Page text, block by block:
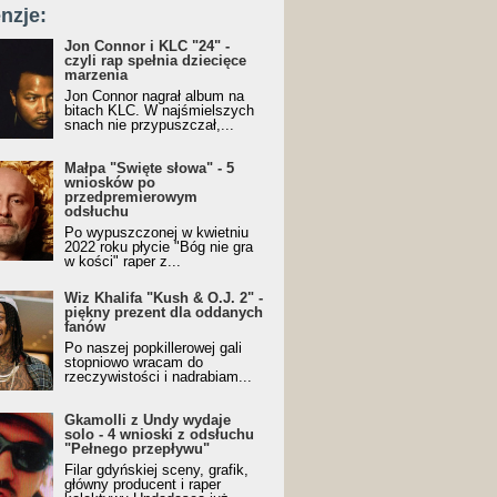
Jon Connor i KLC "24" -
czyli rap spełnia dziecięce
marzenia
Jon Connor nagrał album na
bitach KLC. W najśmielszych
snach nie przypuszczał,...
Małpa "Święte słowa" - 5
wniosków po
przedpremierowym
odsłuchu
Po wypuszczonej w kwietniu
2022 roku płycie "Bóg nie gra
w kości" raper z...
Wiz Khalifa "Kush & O.J. 2" -
piękny prezent dla oddanych
fanów
Po naszej popkillerowej gali
stopniowo wracam do
rzeczywistości i nadrabiam...
Gkamolli z Undy wydaje
solo - 4 wnioski z odsłuchu
"Pełnego przepływu"
Filar gdyńskiej sceny, grafik,
główny producent i raper